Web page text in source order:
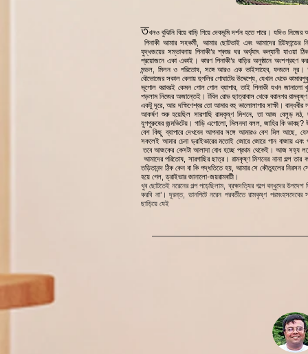
তখনও বুঝিনি বিয়ে বাড়ি গিয়ে দেবভূমি দর্শন হতে পারে। যদিও নিজের
পিনাকী আমার সহকর্মী, আমার ছোটভাই এবং আমাদের চিটফান্ডের
যুদ্ধজয়ের সম্ভাবনায় পিনাকী’র শ্বশুর ঘর অর্থ্যাৎ কল্যানী যাওয়া
প্রয়োজনে একা একাই । কারণ পিনাকী’র বাড়ির অনুষ্ঠানে অংশগ্রহণ
মন্ডল, মিলন ও পরিতোষ, সঙ্গে আরও এক ভাইসাহেব, ফজলে নূর।
বৌভোজের সকাল বেলায় হুগলির গোঘাটের উদ্দেশ্যে, যেখান থেকে
ভূগোল বরাবরই কেমন গোল গোল ব্যাপার, তাই পিনাকী যখন
পড়লাম নিজের অজান্তেই । টবিন রোড ছাত্রাবাস থেকে বরানগর রামকৃষ্ণ
একটু দূরে, আর দক্ষিণেশ্বর তো আমার বহু ভালোলাগার সাক্ষী।
আকর্ষণ শুরু হয়েছিল সারগাছি রামকৃষ্ণ মিশনে, তা আজ বেলুড় মঠ,
যুগপুরুষের জন্মভিটেয় । গাড়ি এগোলো, মিলনদা বলল, জাহির কি ভাবছ?
বেশ কিছু ব্যাপারে দেখবেন আপনার সঙ্গে আমারও বেশ মিল আছে,
সকলেই আমার চেনা ড্রাইভারের মতোই জোরে জোরে গান বাজায় এবং
তবে আজকের কেসটা আলাদা বোধ হচ্ছে প্রথম থেকেই। আজ সহ্য লয়ে
আমাদের পরিতোষ, সারগাছির ছাত্র। রামকৃষ্ণ মিশনের নানা গল্প তার
তড়িতানন্দ ঠিক কেন বা কি পদ্ধতিতে হয়, আমার সে কৌতুহলের নিরসন
হয়ে গেল, ড্রাইভার জানালো-জয়রামবাটী ।
খুব ছোটতেই নরেনের গল্প পড়েছিলাম, ব্রহ্মদত্যির গল্পে বন্ধুদের
করবি না’। দূরন্ত, ডানপিটে নরেন পরবর্তীতে রামকৃষ্ণ
ছাড়িয়ে যেই